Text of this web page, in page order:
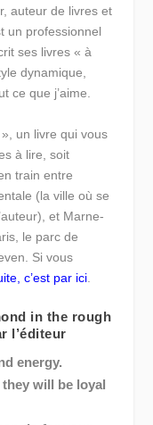
auteur de livres et
un professionnel
ses livres « à
dynamique,
ce que j’aime.
un livre qui vous
à lire, soit
train entre
(la ville où se
et Marne-
le parc de
Si vous
c’est par ici
in the rough
l’éditeur
energy.
will be loyal